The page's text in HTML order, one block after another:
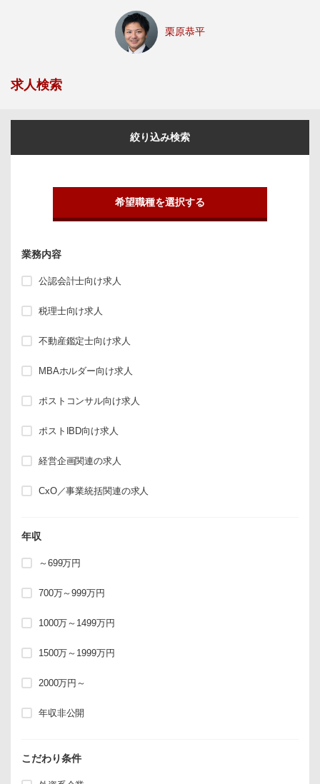
栗原恭平
求人検索
絞り込み検索
希望職種を選択する
業務内容
公認会計士向け求人
税理士向け求人
不動産鑑定士向け求人
MBAホルダー向け求人
ポストコンサル向け求人
ポストIBD向け求人
経営企画関連の求人
CxO／事業統括関連の求人
年収
～699万円
700万～999万円
1000万～1499万円
1500万～1999万円
2000万円～
年収非公開
こだわり条件